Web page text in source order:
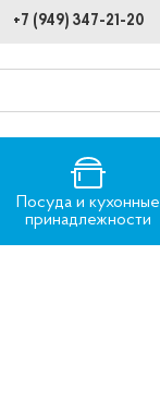
+7 (949) 347-21-20
Посуда и кухонные
принадлежности